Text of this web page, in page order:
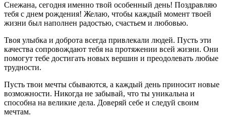
Снежана, сегодня именно твой особенный день! Поздравляю
тебя с днем рождения! Желаю, чтобы каждый момент твоей
жизни был наполнен радостью, счастьем и любовью.
Твоя улыбка и доброта всегда привлекали людей. Пусть эти
качества сопровождают тебя на протяжении всей жизни. Они
помогут тебе достигать новых вершин и преодолевать любые
трудности.
Пусть твои мечты сбываются, а каждый день приносит новые
возможности. Никогда не забывай, что ты уникальна и
способна на великие дела. Доверяй себе и следуй своим
мечтам.